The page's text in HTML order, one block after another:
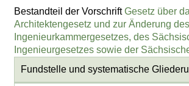
Bestandteil der VorschriftGesetz über
Architektengesetz und zur Änderung
Ingenieurkammergesetzes, des
Ingenieurgesetzes sowie der
Fundstelle und systematische